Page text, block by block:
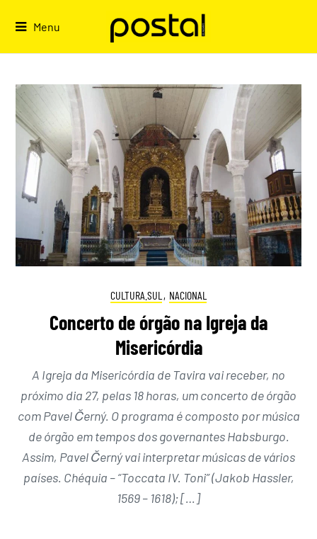
Menu
CULTURA.SUL , NACIONAL
Concerto de órgão na Igreja da
Misericórdia
A Igreja da Misericórdia de Tavira vai receber, no
próximo dia 27, pelas 18 horas, um concerto de órgão
com Pavel Černý. O programa é composto por música
de órgão em tempos dos governantes Habsburgo.
Assim, Pavel Černý vai interpretar músicas de vários
países. Chéquia – “Toccata IV. Toni” (Jakob Hassler,
1569 – 1618); […]